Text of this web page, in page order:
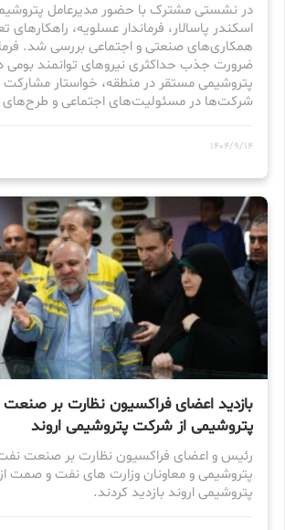
در نشستی مشترک با حضور مدیرعامل
اسکندر پاسالار، فرماندار عسلویه، راهکارهای
همکاری‌های صنعتی و اجتماعی بررسی شد.
ضرورت جذب حداکثری نیروهای توانمند بومی
پتروشیمی مستقر در منطقه، خواستار مشارکت
شرکت‌ها در مسئولیت‌های اجتماعی و
1404/9/14
بازدید اعضای فراکسیون نظارت بر صنعت
پتروشیمی از شرکت پتروشیمی اروند
رئیس و اعضای فراکسیون نظارت بر صنعت
پتروشیمی و معاونان وزارت های نفت و صمت
پتروشیمی اروند بازدید کردند.